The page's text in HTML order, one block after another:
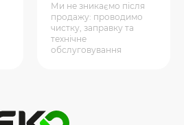
Ми не зникаємо після
продажу: проводимо
чистку, заправку та
технічне
обслуговування